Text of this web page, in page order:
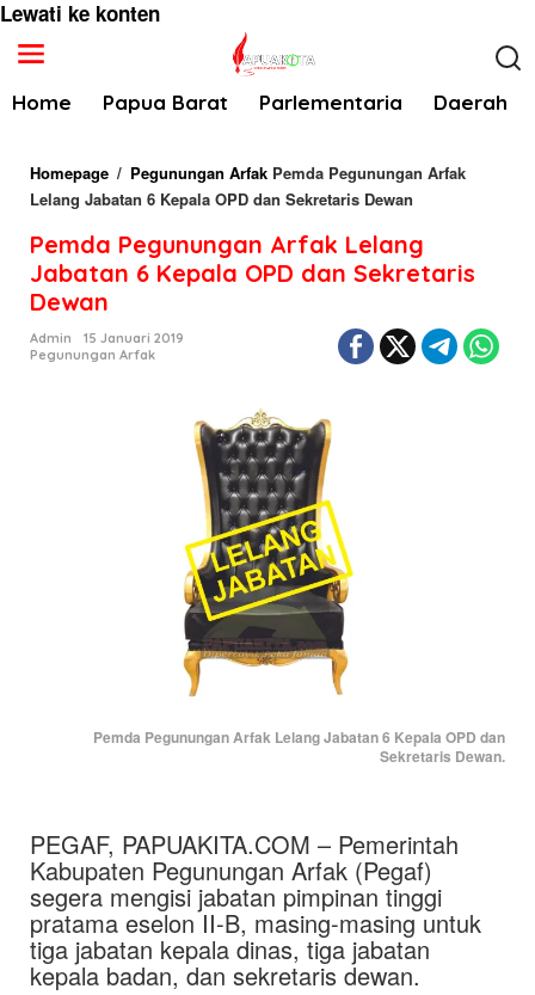
Lewati ke konten
Home Papua Barat Parlementaria Daerah
Homepage / Pegunungan Arfak Pemda Pegunungan Arfak
Lelang Jabatan 6 Kepala OPD dan Sekretaris Dewan
Pemda Pegunungan Arfak Lelang
Jabatan 6 Kepala OPD dan Sekretaris
Dewan
Admin
15 Januari 2019
Pegunungan Arfak
Pemda Pegunungan Arfak Lelang Jabatan 6 Kepala OPD dan
Sekretaris Dewan.
PEGAF, PAPUAKITA.COM – Pemerintah
Kabupaten Pegunungan Arfak (Pegaf)
segera mengisi jabatan pimpinan tinggi
pratama eselon II-B, masing-masing untuk
tiga jabatan kepala dinas, tiga jabatan
kepala badan, dan sekretaris dewan.